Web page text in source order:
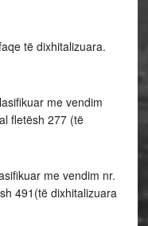
të dixhitalizuara.
me vendim
fletësh 277 (të
me vendim nr.
491(të dixhitalizuara